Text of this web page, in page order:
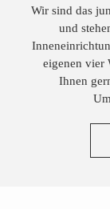
Wir sind das
und
eigenen vier
Ihnen